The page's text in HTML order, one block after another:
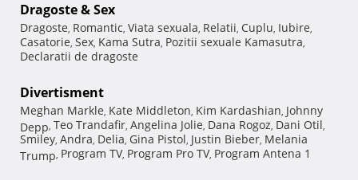
Dragoste & Sex
Dragoste, Romantic, Viata sexuala, Relatii, Cuplu, Iubire,
Casatorie, Sex, Kama Sutra, Pozitii sexuale Kamasutra,
Declaratii de dragoste
Divertisment
Meghan Markle, Kate Middleton, Kim Kardashian, Johnny
Depp, Teo Trandafir, Angelina Jolie, Dana Rogoz, Dani Otil,
Smiley, Andra, Delia, Gina Pistol, Justin Bieber, Melania
Trump, Program TV, Program Pro TV, Program Antena 1